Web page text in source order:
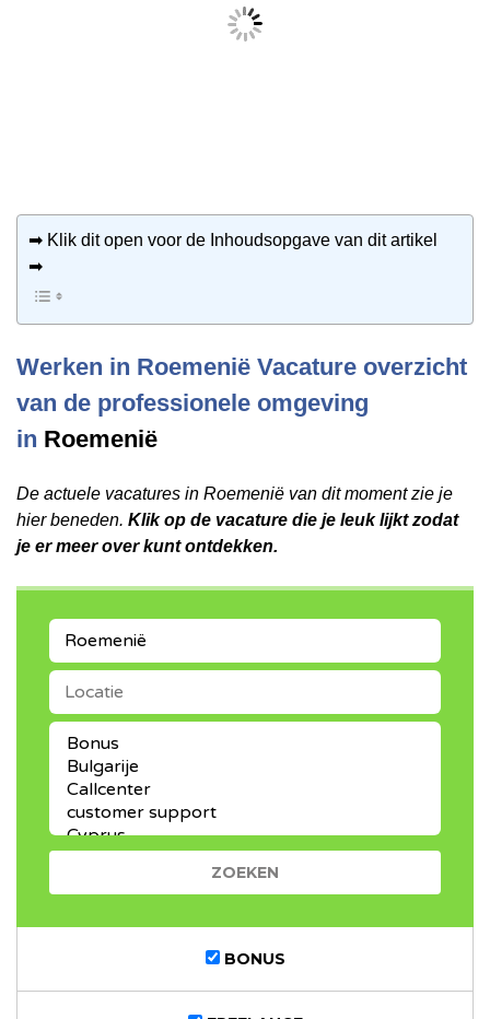
➡ Klik dit open voor de Inhoudsopgave van dit artikel
➡
Werken in Roemenië Vacature overzicht
van de professionele omgeving
in Roemenië
De actuele vacatures in Roemenië van dit moment zie je
hier beneden. Klik op de vacature die je leuk lijkt zodat
je er meer over kunt ontdekken.
KEYWORDS
LOCATIE
CATEGORIE
BONUS